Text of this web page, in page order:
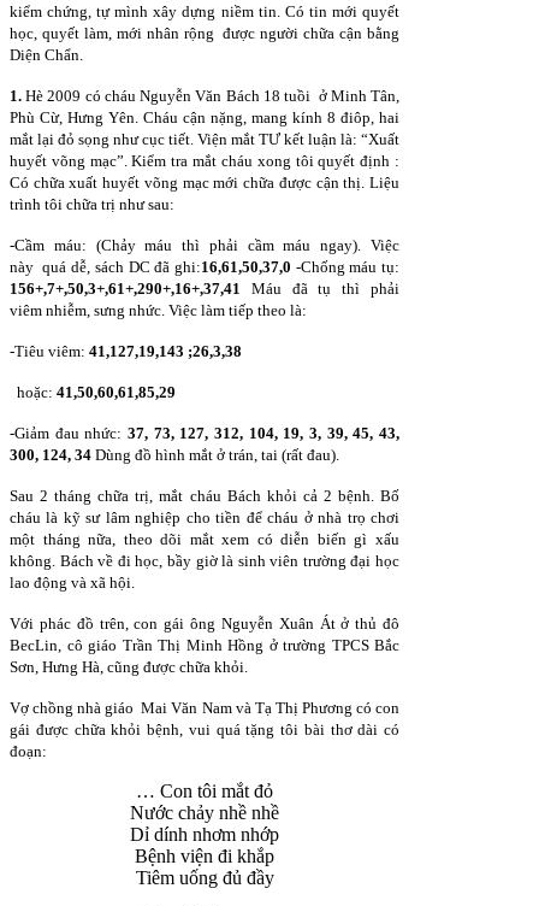
kiểm chứng, tự mình xây dựng niềm tin. Có tin mới quyết
học, quyết làm, mới nhân rộng được người chữa cận bằng
Diện Chẩn.
1.Hè 2009 có cháu Nguyễn Văn Bách 18 tuồi ở Minh Tân,
Phù Cừ, Hưng Yên. Cháu cận nặng, mang kính 8 điôp, hai
mắt lại đỏ sọng như cục tiết. Viện mắt TƯ kết luận là: “Xuất
huyết võng mạc”. Kiểm tra mắt cháu xong tôi quyết định :
Có chữa xuất huyết võng mạc mới chữa được cận thị. Liệu
trình tôi chữa trị như sau:
-Cầm máu: (Chảy máu thì phải cầm máu ngay). Việc
này quá dễ, sách DC đã ghi:16,61,50,37,0 -Chống máu tụ:
156+,7+,50,3+,61+,290+,16+,37,41
Máu đã tụ thì phải
viêm nhiễm, sưng nhức. Việc làm tiếp theo là:
-Tiêu viêm: 41,127,19,143 ;26,3,38
hoặc: 41,50,60,61,85,29
-Giảm đau nhức: 37, 73, 127, 312, 104, 19, 3, 39, 45, 43,
300, 124, 34 Dùng đồ hình mắt ở trán, tai (rất đau).
Sau 2 tháng chữa trị, mắt cháu Bách khỏi cả 2 bệnh. Bố
cháu là kỹ sư lâm nghiệp cho tiền để cháu ở nhà trọ chơi
một tháng nữa, theo dõi mắt xem có diễn biến gì xấu
không. Bách về đi học, bầy giờ là sinh viên trường đại học
lao động và xã hội.
Với phác đồ trên, con gái ông Nguyễn Xuân Át ở thủ đô
BecLin, cô giáo Trần Thị Minh Hồng ở trường TPCS Bắc
Sơn, Hưng Hà, cũng được chữa khỏi.
Vợ chồng nhà giáo Mai Văn Nam và Tạ Thị Phương có con
gái được chữa khỏi bệnh, vui quá tặng tôi bài thơ dài có
đoạn:
… Con tôi mắt đỏ
Nước chảy nhề nhề
Dỉ dính nhơm nhớp
Bệnh viện đi khắp
Tiêm uống đủ đầy